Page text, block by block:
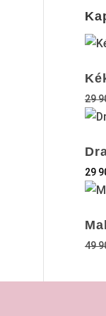
29
29
49